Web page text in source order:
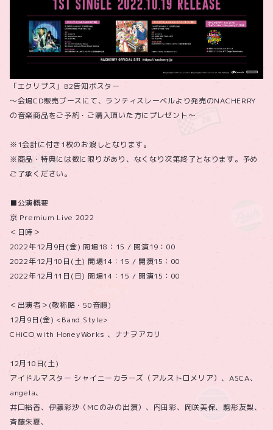
「エクリプス」B2告知ポスター
～会場CD販売ブースにて、ランティスレーベルより発売のNACHERRY
の音楽商品をご予約・ご購入頂いた方にプレゼント～
※1会計に付き1枚のお渡しとなります。
※商品・特典には数に限りがあり、なくなり次第終了となります。予め
ご了承ください。
■公演概要
京 Premium Live 2022
＜日時＞
2022年12月9日(金) 開場18：15 / 開演19：00
2022年12月10日(土) 開場14：15 / 開演15：00
2022年12月11日(日) 開場14：15 / 開演15：00
＜出演者＞(敬称略・50音順)
12月9日(金) <Band Style>
CHiCO with HoneyWorks 、ナナヲアカリ
12月10日(土)
アイドルマスター シャイニーカラーズ（アルストロメリア）、ASCA、
angela、
井口裕香、伊藤彩沙（MCのみの出演）、内田彩、岡咲美保、駒形友梨、
斉藤朱夏、